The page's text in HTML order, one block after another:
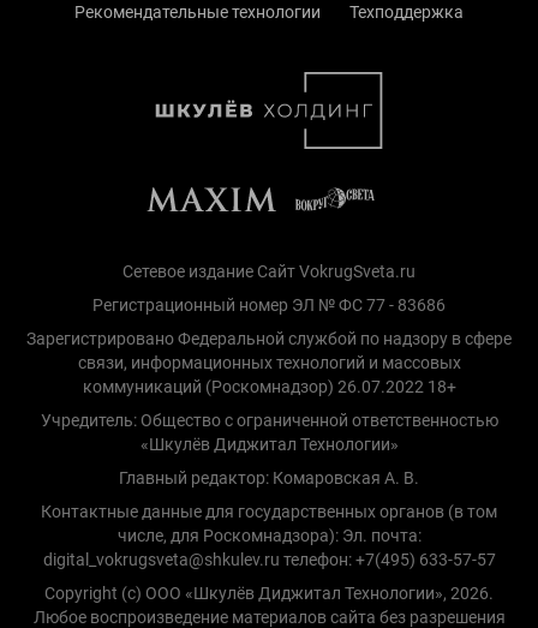
Рекомендательные технологии
Техподдержка
Сетевое издание Сайт VokrugSveta.ru
Регистрационный номер ЭЛ № ФС 77 - 83686
Зарегистрировано Федеральной службой по надзору в сфере
связи, информационных технологий и массовых
коммуникаций (Роскомнадзор) 26.07.2022 18+
Учредитель: Общество с ограниченной ответственностью
«Шкулёв Диджитал Технологии»
Главный редактор: Комаровская А. В.
Контактные данные для государственных органов (в том
числе, для Роскомнадзора): Эл. почта:
digital_vokrugsveta@shkulev.ru телефон: +7(495) 633-57-57
Copyright (с) ООО «Шкулёв Диджитал Технологии», 2026.
Любое воспроизведение материалов сайта без разрешения